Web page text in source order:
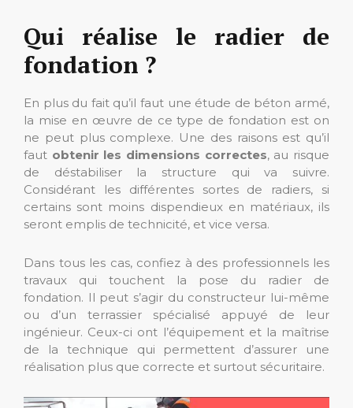
Qui réalise le radier de
fondation ?
En plus du fait qu’il faut une étude de béton armé,
la mise en œuvre de ce type de fondation est on
ne peut plus complexe. Une des raisons est qu’il
faut obtenir les dimensions correctes, au risque
de déstabiliser la structure qui va suivre.
Considérant les différentes sortes de radiers, si
certains sont moins dispendieux en matériaux, ils
seront emplis de technicité, et vice versa.
Dans tous les cas, confiez à des professionnels les
travaux qui touchent la pose du radier de
fondation. Il peut s’agir du constructeur lui-même
ou d’un terrassier spécialisé appuyé de leur
ingénieur. Ceux-ci ont l’équipement et la maîtrise
de la technique qui permettent d’assurer une
réalisation plus que correcte et surtout sécuritaire.